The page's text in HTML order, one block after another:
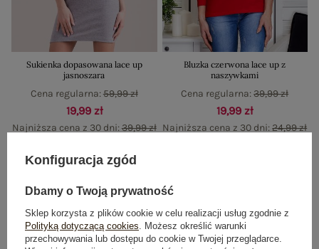
Sukienka dopasowana lace up
jasnoszara
19,99 zł
Najniższa cena z 30 dni:39,99 zł
Cena regularna:59,99 zł
Bluzka czerwona lace up z
naszywkami
19,99 zł
Najniższa cena z 30 dni:24,99 zł
Cena regularna:39,99 zł
Konfiguracja zgód
Dbamy o Twoją prywatność
Sklep korzysta z plików cookie w celu realizacji usług zgodnie z
Polityką dotyczącą cookies. Możesz określić warunki
przechowywania lub dostępu do cookie w Twojej przeglądarce.